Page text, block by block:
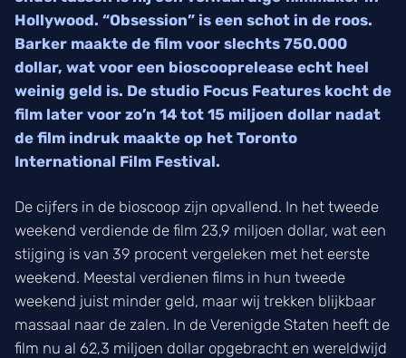
Hollywood. “Obsession” is een schot in de roos.
Barker maakte de film voor slechts 750.000
dollar, wat voor een bioscooprelease echt heel
weinig geld is. De studio Focus Features kocht de
film later voor zo’n 14 tot 15 miljoen dollar nadat
de film indruk maakte op het Toronto
International Film Festival.
De cijfers in de bioscoop zijn opvallend. In het tweede
weekend verdiende de film 23,9 miljoen dollar, wat een
stijging is van 39 procent vergeleken met het eerste
weekend. Meestal verdienen films in hun tweede
weekend juist minder geld, maar wij trekken blijkbaar
massaal naar de zalen. In de Verenigde Staten heeft de
film nu al 62,3 miljoen dollar opgebracht en wereldwijd